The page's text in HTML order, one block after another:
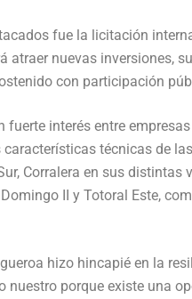
fue la licitación
atraer nuevas inversiones,
con participación
fuerte interés entre
técnicas de
Corralera en sus distintas
II y Totoral Este,
hizo hincapié en la
nuestro porque existe una